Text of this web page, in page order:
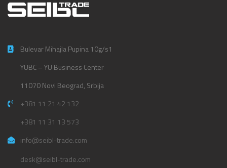
Bulevar Mihajla Pupina 10g/s1
YUBC – YU Business Center
11070 Novi Beograd, Srbija
+381 11 21 42 132
+381 11 31 13 573
info@seibl-trade.com
desk@seibl-trade.com